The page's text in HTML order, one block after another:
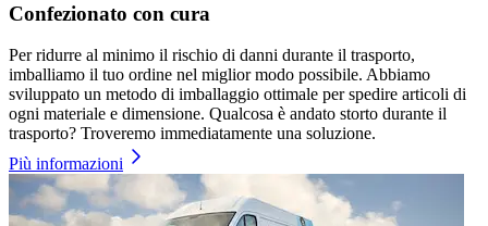
Confezionato con cura
Per ridurre al minimo il rischio di danni durante il trasporto,
imballiamo il tuo ordine nel miglior modo possibile. Abbiamo
sviluppato un metodo di imballaggio ottimale per spedire articoli di
ogni materiale e dimensione. Qualcosa è andato storto durante il
trasporto? Troveremo immediatamente una soluzione.
Più informazioni